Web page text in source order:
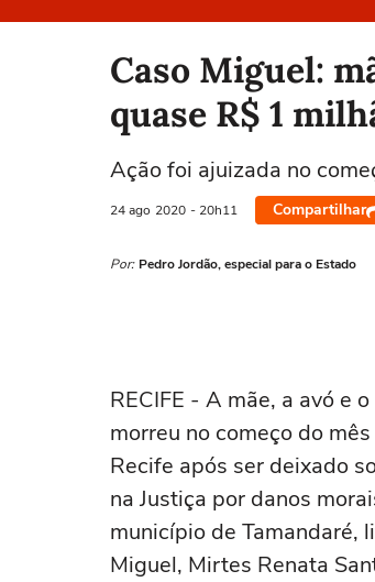
Caso Miguel:
quase R$ 1
Ação foi ajuizada no
24 ago 2020 - 20h11 Compartilhar
Por: Pedro Jordão, especial para o Estado
RECIFE - A mãe, a avó e
morreu no começo do
Recife após ser deixado
na Justiça por danos
município de Tamandaré,
Miguel, Mirtes Renata